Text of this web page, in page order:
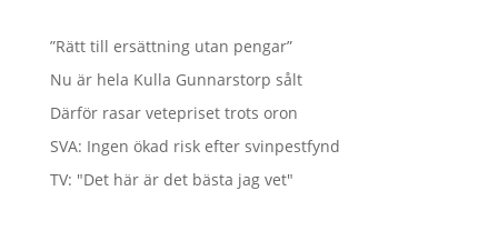
”Rätt till ersättning utan pengar”
Nu är hela Kulla Gunnarstorp sålt
Därför rasar vetepriset trots oron
SVA: Ingen ökad risk efter svinpestfynd
TV: "Det här är det bästa jag vet"